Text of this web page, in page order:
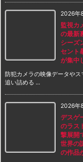
2026年
監視カ
の最新
シーズ
セント
が集中
防犯カメラの映像データや
追い詰める ...
2026年
デスゲ
のラス
撃展開
世界の
の作品